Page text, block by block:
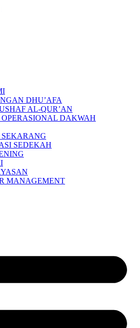
DHU’AFA
AL-QUR’AN
DAKWAH
SEDEKAH
MANAGEMENT